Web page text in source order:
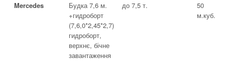
Mercedes
Будка 7,6 м.
+гидроборт
(7,6,0*2,45*2,7)
гидроборт,
верхнє, бічне
завантаження
до 7,5 т.
50
м.куб.